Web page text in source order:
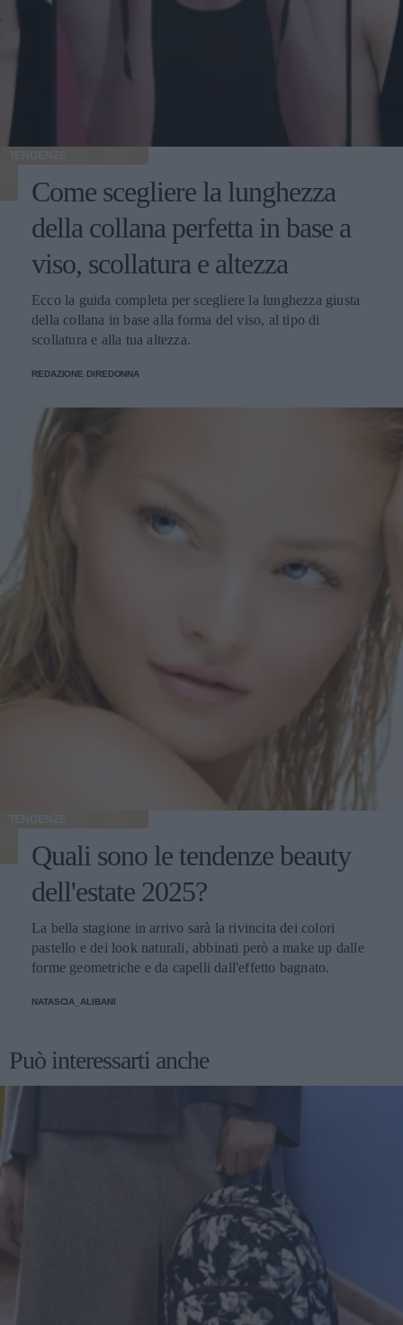
TENDENZE
Come scegliere la lunghezza
della collana perfetta in base a
viso, scollatura e altezza
Ecco la guida completa per scegliere la lunghezza giusta
della collana in base alla forma del viso, al tipo di
scollatura e alla tua altezza.
REDAZIONE DIREDONNA
TENDENZE
Quali sono le tendenze beauty
dell'estate 2025?
La bella stagione in arrivo sarà la rivincita dei colori
pastello e dei look naturali, abbinati però a make up dalle
forme geometriche e da capelli dall'effetto bagnato.
NATASCIA_ALIBANI
Può interessarti anche